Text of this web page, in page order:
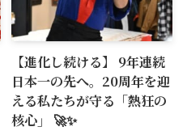
【進化し続ける】 9年連続
日本一の先へ。20周年を迎
える私たちが守る「熱狂の
核心」 🚀✨